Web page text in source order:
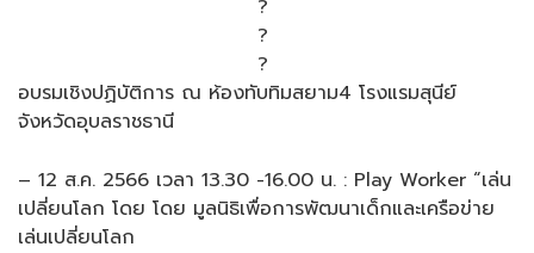
อบรมเชิงปฏิบัติการ ณ ห้องทับทิมสยาม4 โรงแรมสุนีย์
จังหวัดอุบลราชธานี
– 12 ส.ค. 2566 เวลา 13.30 -16.00 น. : Play Worker “เล่น
เปลี่ยนโลก โดย โดย มูลนิธิเพื่อการพัฒนาเด็กและเครือข่าย
เล่นเปลี่ยนโลก